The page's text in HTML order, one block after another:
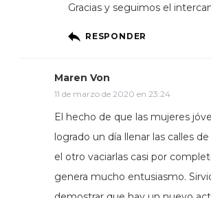
Gracias y seguimos el
RESPONDER
Maren Von
11 de marzo de 2020 en 23:24
El hecho de que las mujeres
logrado un día llenar las calles
el otro vaciarlas casi por
genera mucho entusiasmo.